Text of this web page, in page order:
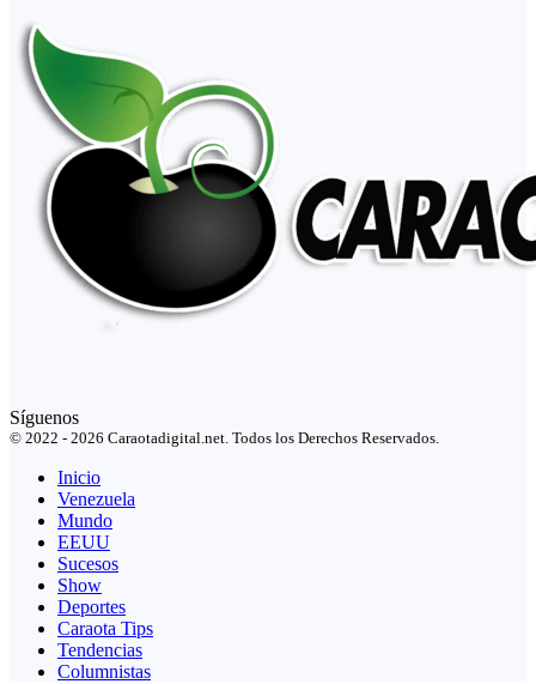
Síguenos
© 2022 - 2026 Caraotadigital.net. Todos los Derechos Reservados.
Inicio
Venezuela
Mundo
EEUU
Sucesos
Show
Deportes
Caraota Tips
Tendencias
Columnistas